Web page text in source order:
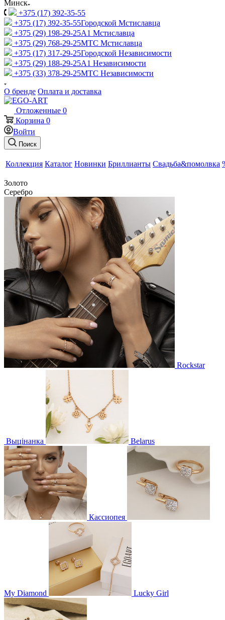
Минск
+375 (17) 392-35-55
+375 (17) 392-35-55Городской Мстиславца
+375 (29) 198-29-25A1 Мстиславца
+375 (29) 768-29-25МТС Мстиславца
+375 (17) 317-29-25Городской Независимости
+375 (29) 188-29-25A1 Независимости
+375 (33) 378-29-25МТС Независимости
О бренде Оплата и доставка
Отложенные 0
Корзина 0
Войти
Поиск
Коллекция Каталог Новинки Бриллианты Свадьба&помолвка
Золото
Серебро
Rockstar
Выцінанка Belarus
Кассиопея
My Diamond Lucky Girl